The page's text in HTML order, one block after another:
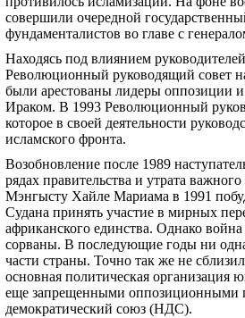
совершили очередной
фундаменталистов во главе с
Находясь под влиянием
Революционный руководящий совет
были арестованы лидеры оппозиции
Ираком. В 1993 Революционный
которое в своей деятельности
исламского фронта.
Возобновление после 1989
рядах правительства и утрата
Мэнгысту Хайле Мариама в 1991
Судана принять участие в мирных
африканского единства. Однако
сорваны. В последующие годы ни одна
части страны. Точно так же не
основная политическая организация
еще запрещенными оппозиционными
демократический союз (НДС).